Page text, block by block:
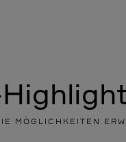
MÖGLICHKEITEN